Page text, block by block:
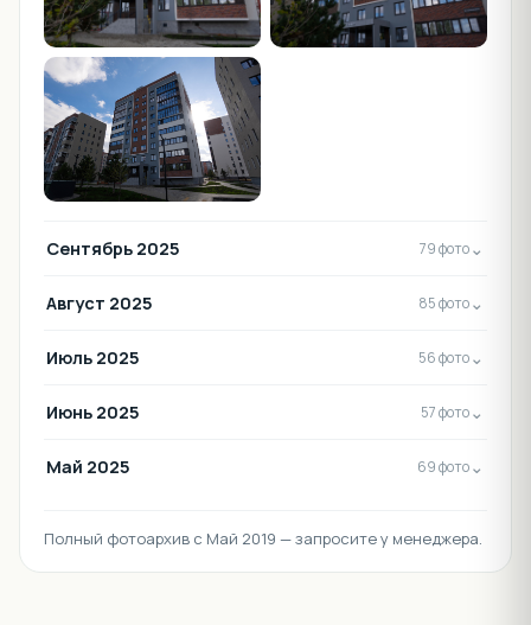
Сентябрь 2025 79 фото⌄
Август 2025 85 фото⌄
Июль 2025 56 фото⌄
Июнь 2025 57 фото⌄
Май 2025 69 фото⌄
Полный фотоархив с Май 2019 — запросите у менеджера.